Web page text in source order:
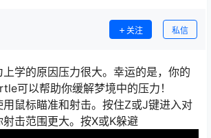
关注 私信
学的原因压力很大。幸运的是，你的
可以帮助你缓解梦境中的压力！
鼠标瞄准和射击。按住Z或J键进入对
击范围更大。按X或K躲避